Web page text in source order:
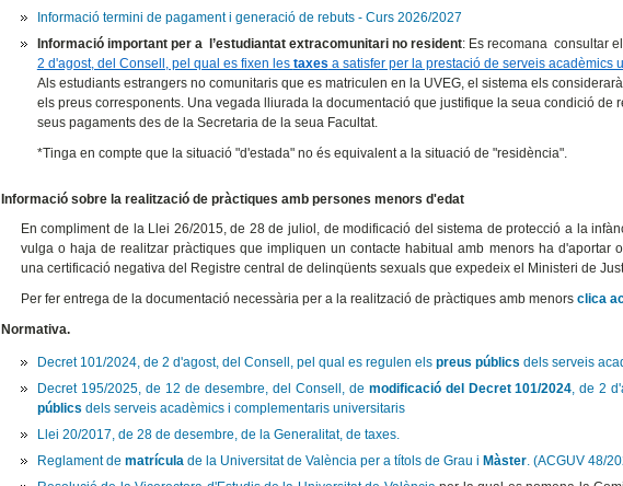
Informació termini de pagament i generació de rebuts - Curs 2026/2027
Informació important per a l’estudiantat extracomunitari no resident: Es recomana consultar
2 d'agost, del Consell, pel qual es fixen les taxes a satisfer per la prestació de serveis acadèmics
Als estudiants estrangers no comunitaris que es matriculen en la UVEG, el sistema els
els preus corresponents. Una vegada lliurada la documentació que justifique la seua condició de
seus pagaments des de la Secretaria de la seua Facultat.
*Tinga en compte que la situació "d'estada" no és equivalent a la situació de "residència".
Informació sobre la realització de pràctiques amb persones menors d'edat
En compliment de la Llei 26/2015, de 28 de juliol, de modificació del sistema de protecció a la
vulga o haja de realitzar pràctiques que impliquen un contacte habitual amb menors ha d'aportar
una certificació negativa del Registre central de delinqüents sexuals que expedeix el Ministeri de
Per fer entrega de la documentació necessària per a la realització de pràctiques amb menors clica
Normativa.
Decret 101/2024, de 2 d'agost, del Consell, pel qual es regulen els preus públics dels serveis
Decret 195/2025, de 12 de desembre, del Consell, de modificació del Decret 101/2024 , de 2
públics dels serveis acadèmics i complementaris universitaris
Llei 20/2017, de 28 de desembre, de la Generalitat, de taxes.
Reglament de matrícula de la Universitat de València per a títols de Grau i Màster. (ACGUV 48/